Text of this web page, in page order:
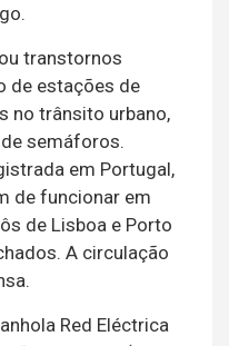
transtornos
de estações de
no trânsito urbano,
semáforos.
em Portugal,
de funcionar em
de Lisboa e Porto
A circulação
Red Eléctrica